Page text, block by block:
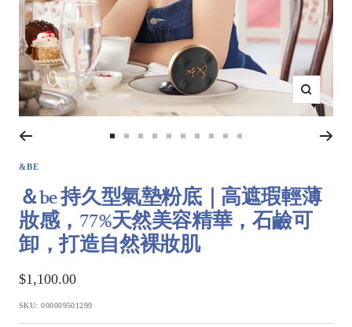
Zoom
1
2
3
4
5
6
7
slide
9
10
&BE
＆be 持久型氣墊粉底｜高遮瑕輕薄
妝感，77%天然美容精華，石鹼可
卸，打造自然裸妝肌
Sale
price
$1,100.00
SKU:000009501299